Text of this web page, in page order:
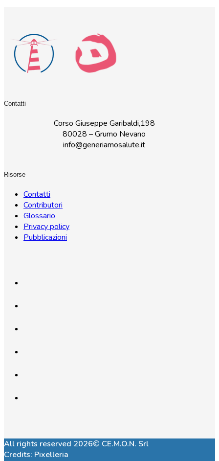
Contatti
Corso Giuseppe Garibaldi,198
80028 – Grumo Nevano
info@generiamosalute.it
Risorse
Contatti
Contributori
Glossario
Privacy policy
Pubblicazioni
All rights reserved 2026© CE.M.O.N. Srl
Credits: Pixelleria